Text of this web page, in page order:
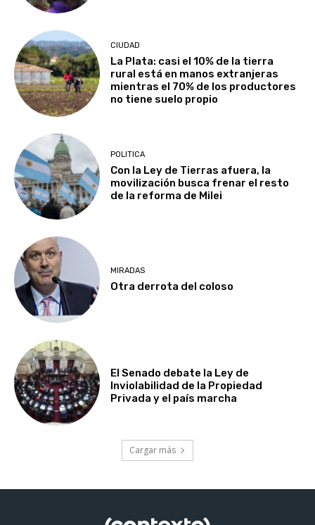
CIUDAD
La Plata: casi el 10% de la tierra
rural está en manos extranjeras
mientras el 70% de los productores
no tiene suelo propio
POLITICA
Con la Ley de Tierras afuera, la
movilización busca frenar el resto
de la reforma de Milei
MIRADAS
Otra derrota del coloso
El Senado debate la Ley de
Inviolabilidad de la Propiedad
Privada y el país marcha
Cargar más